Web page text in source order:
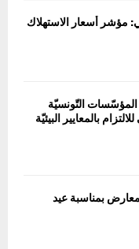
مؤشر أسعار الاستهلاك
: دعوة المؤسّسات التّونسيّة
بالمعايير البيئيّة
بمناسبة عيد